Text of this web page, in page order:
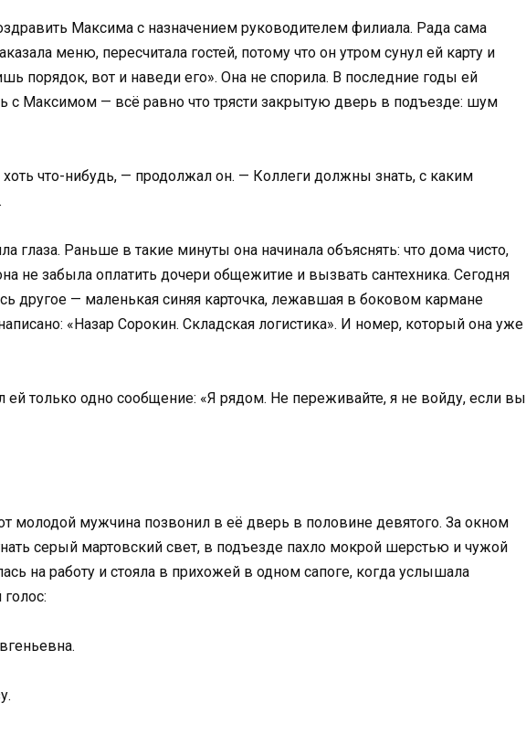
Максима с назначением руководителем филиала. Рада сама
меню, пересчитала гостей, потому что он утром сунул ей карту и
порядок, вот и наведи его». Она не спорила. В последние годы ей
с Максимом — всё равно что трясти закрытую дверь в подъезде: шум
что-нибудь, — продолжал он. — Коллеги должны знать, с каким
глаза. Раньше в такие минуты она начинала объяснять: что дома чисто,
не забыла оплатить дочери общежитие и вызвать сантехника. Сегодня
другое — маленькая синяя карточка, лежавшая в боковом кармане
«Назар Сорокин. Складская логистика». И номер, который она уже
ей только одно сообщение: «Я рядом. Не переживайте, я не войду, если вы
молодой мужчина позвонил в её дверь в половине девятого. За окном
серый мартовский свет, в подъезде пахло мокрой шерстью и чужой
на работу и стояла в прихожей в одном сапоге, когда услышала